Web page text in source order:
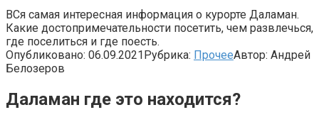
ВСя самая интересная информация о курорте Даламан.
Какие достопримечательности посетить, чем развлечься,
где поселиться и где поесть.
Опубликовано: 06.09.2021Рубрика: ПрочееАвтор: Андрей
Белозеров
Даламан где это находится?